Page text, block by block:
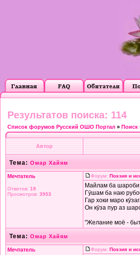
Результатов поиска: 114
Список форумов Русский ОШО Портал » Поиск
Автор
Тема: Омар Хайям
Мечтатель
Ответов: 19
Просмотров: 3953
Форум: Поэзия и
Майлам ба
Гӯшам ба наю
Гар хоки маро
Он кӯза пур аз
"Желание моё -
Тема: Омар Хайям
Мечтатель Форум: Поэзия и